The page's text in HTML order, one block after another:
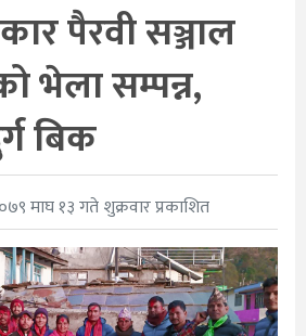
पैरवी सञ्जाल
भेला सम्पन्न,
बिक
माघ १३ गते शुक्रवार प्रकाशित